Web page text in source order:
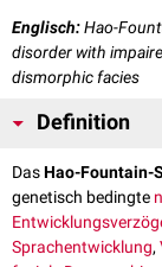
Englisch:Hao-
disorder with
dismorphic facies
Definition
DasHao-Fountain-
genetisch bedingte
Sprachentwicklung,